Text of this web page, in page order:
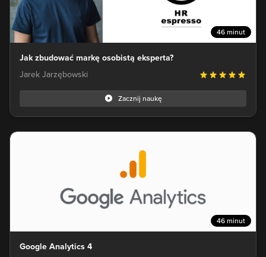
46 minut
Jak zbudować markę osobistą eksperta?
Jarek Jarzębowski
Zacznij naukę
46 minut
Google Analytics 4